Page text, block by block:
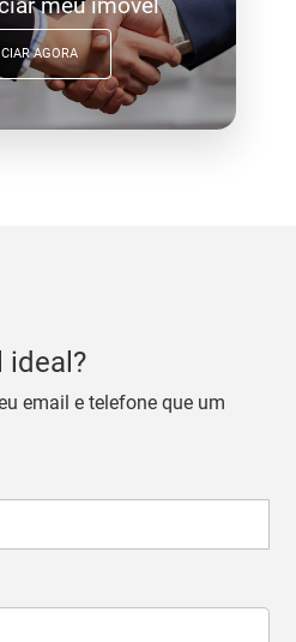
AGORA
ideal?
email e telefone que um